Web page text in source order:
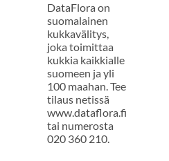
DataFlora on
suomalainen
kukkavälitys,
joka toimittaa
kukkia kaikkialle
suomeen ja yli
100 maahan. Tee
tilaus netissä
www.dataflora.fi
tai numerosta
020 360 210.